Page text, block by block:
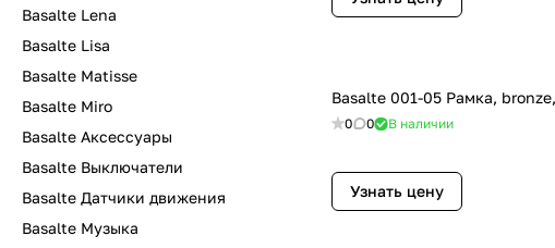
Basalte 001-05 Рамка,
0 0 В наличии
Узнать цену
Basalte Lena
Basalte Lisa
Basalte Matisse
Basalte Miro
Basalte Аксессуары
Basalte Выключатели
Basalte Датчики движения
Basalte Музыка